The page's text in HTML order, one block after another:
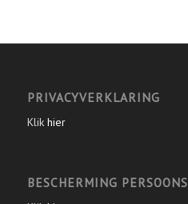
PRIVACYVERKLARING
Klik hier
BESCHERMING